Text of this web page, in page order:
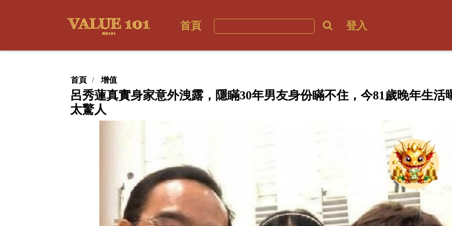
首頁 登入
首頁 增值
呂秀蓮真實身家意外洩露，隱瞞30年男友身份瞞不住，今81歲晚年生活
太驚人